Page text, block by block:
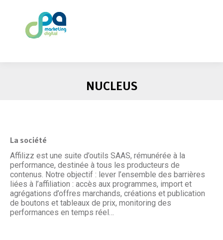
NUCLEUS
La société
Affilizz est une suite d’outils SAAS, rémunérée à la
performance, destinée à tous les producteurs de
contenus. Notre objectif : lever l’ensemble des barrières
liées à l’affiliation : accès aux programmes, import et
agrégations d’offres marchands, créations et publication
de boutons et tableaux de prix, monitoring des
performances en temps réel…